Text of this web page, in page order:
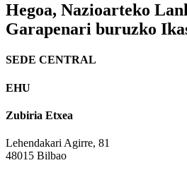
Hegoa, Nazioarteko
Garapenari buruzko
SEDE CENTRAL
EHU
Zubiria Etxea
Lehendakari Agirre, 81
48015 Bilbao